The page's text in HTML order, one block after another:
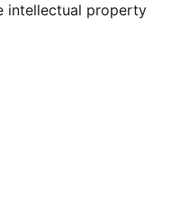
intellectual property